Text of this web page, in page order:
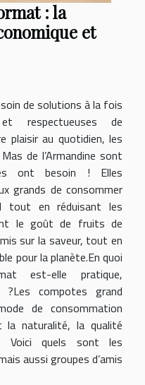
: la
et
de solutions à la fois
respectueuses de
plaisir au quotidien, les
de l’Armandine sont
ont besoin ! Elles
grands de consommer
tout en réduisant les
le goût de fruits de
sur la saveur, tout en
pour la planète.En quoi
est-elle pratique,
?Les compotes grand
de consommation
naturalité, la qualité
Voici quels sont les
aussi groupes d’amis